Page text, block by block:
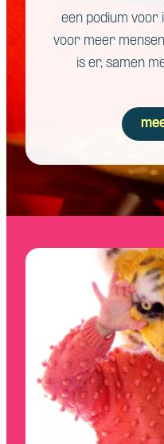
een podium voor
voor meer
is er, samen